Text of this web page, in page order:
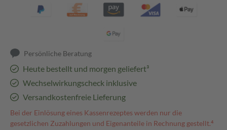
Persönliche Beratung
Heute bestellt und morgen geliefert³
Wechselwirkungscheck inklusive
Versandkostenfreie Lieferung
Bei der Einlösung eines Kassenrezeptes werden nur die
gesetzlichen Zuzahlungen und Eigenanteile in Rechnung gestellt.⁴